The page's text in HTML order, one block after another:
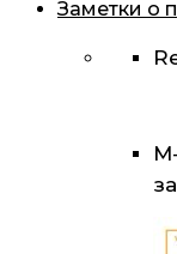
Заметки о